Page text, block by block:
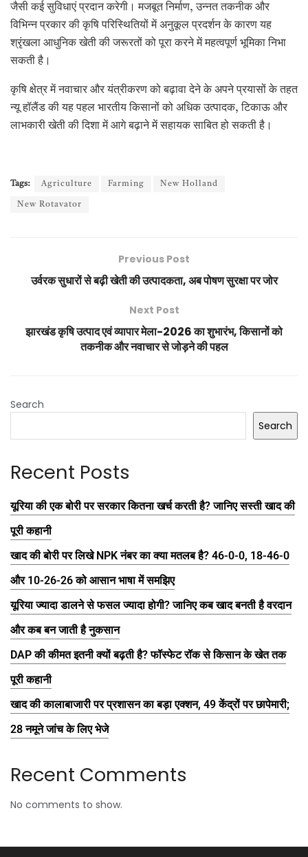
जैसी कई सुविधाएं प्रदान करेगी। मजबूत निर्माण, उन्नत तकनीक और
विभिन्न प्रकार की कृषि परिस्थितियों में अनुकूल प्रदर्शन के कारण यह
श्रृंखला आधुनिक खेती की जरूरतों को पूरा करने में महत्वपूर्ण भूमिका निभा
सकती है।
कृषि क्षेत्र में नवाचार और यंत्रीकरण को बढ़ावा देने के अपने प्रयासों के तहत
न्यू हॉलैंड की यह पहल भारतीय किसानों को अधिक उत्पादक, टिकाऊ और
लाभकारी खेती की दिशा में आगे बढ़ाने में सहायक साबित हो सकती है।
Tags: Agriculture Farming New Holland
New Rotavator
Previous Post
उर्वरक सुधारों से बढ़ी खेती की उत्पादकता, अब पोषण सुरक्षा पर जोर
Next Post
झारखंड कृषि उत्पाद एवं व्यापार मेला-2026 का शुभारंभ, किसानों को
तकनीक और नवाचार से जोड़ने की पहल
Search
Search
Recent Posts
यूरिया की एक बोरी पर सरकार कितना खर्च करती है? जानिए सस्ती खाद की
पूरी कहानी
खाद की बोरी पर लिखे NPK नंबर का क्या मतलब है? 46-0-0, 18-46-0
और 10-26-26 को आसान भाषा में समझिए
यूरिया ज्यादा डालने से फसल ज्यादा होगी? जानिए कब खाद बनती है वरदान
और कब बन जाती है नुकसान
DAP की कीमत इतनी क्यों बढ़ती है? फॉस्फेट रॉक से किसान के खेत तक
पूरी कहानी
खाद की कालाबाजारी पर प्रशासन का बड़ा एक्शन, 49 केंद्रों पर छापेमारी;
28 नमूने जांच के लिए भेजे
Recent Comments
No comments to show.